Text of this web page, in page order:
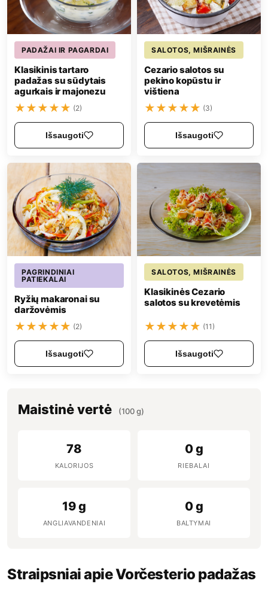
PADAŽAI IR PAGARDAI
Klasikinis tartaro
padažas su sūdytais
agurkais ir majonezu
★★★★★ (2)
Išsaugoti
SALOTOS, MIŠRAINĖS
Cezario salotos su
pekino kopūstu ir
vištiena
★★★★★ (3)
Išsaugoti
PAGRINDINIAI
PATIEKALAI
Ryžių makaronai su
daržovėmis
★★★★★ (2)
Išsaugoti
SALOTOS, MIŠRAINĖS
Klasikinės Cezario
salotos su krevetėmis
★★★★★ (11)
Išsaugoti
Maistinė vertė (100 g)
78
KALORIJOS
0 g
RIEBALAI
19 g
ANGLIAVANDENIAI
0 g
BALTYMAI
Straipsniai apie Vorčesterio padažas